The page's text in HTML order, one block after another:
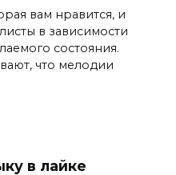
вам нравится, и
в зависимости
состояния.
что мелодии
в лайке